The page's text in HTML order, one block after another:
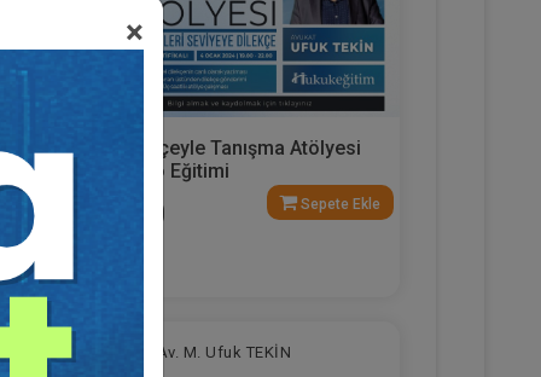
×
Ekle
Dilekçeyle Tanışma Atölyesi
Video Eğitimi
300
Sepete Ekle
Av. M. Ufuk TEKİN